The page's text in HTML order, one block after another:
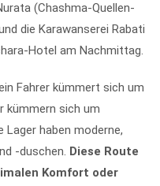
(Chashma-Quellen-
die Karawanserei Rabati
Hotel am Nachmittag.
Fahrer kümmert sich um
kümmern sich um
Lager haben moderne,
-duschen. Diese Route
Komfort oder